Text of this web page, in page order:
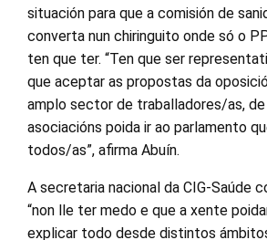
situación para que a comisión de
converta nun chiringuito onde só o
ten que ter. “Ten que ser
que aceptar as propostas da
amplo sector de traballadores/as,
asociacións poida ir ao parlamento
todos/as”, afirma Abuín.
A secretaria nacional da CIG-Saúde
“non lle ter medo e que a xente
explicar todo desde distintos